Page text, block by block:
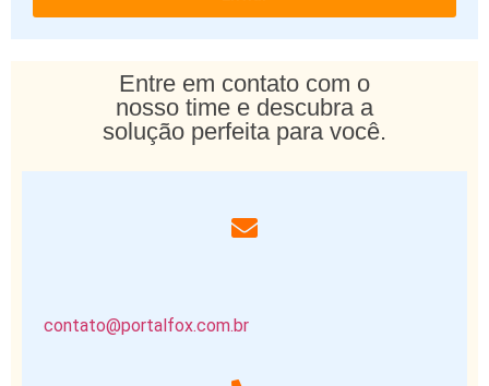
Entre em contato com o
nosso time e descubra a
solução perfeita para você.
contato@portalfox.com.br